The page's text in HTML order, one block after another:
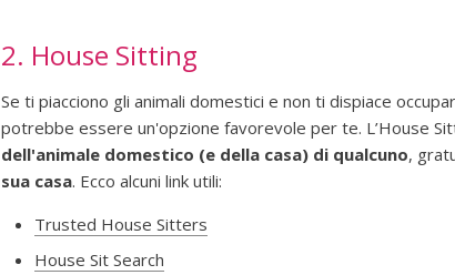
2. House Sitting
Se ti piacciono gli animali domestici e non ti dispiace
potrebbe essere un'opzione favorevole per te. L’House
dell'animale domestico (e della casa) di qualcuno,
sua casa. Ecco alcuni link utili:
Trusted House Sitters
House Sit Search